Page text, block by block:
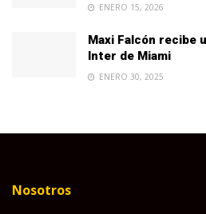
ENERO 15, 2026
Maxi Falcón recibe
Inter de Miami
ENERO 30, 2025
Nosotros